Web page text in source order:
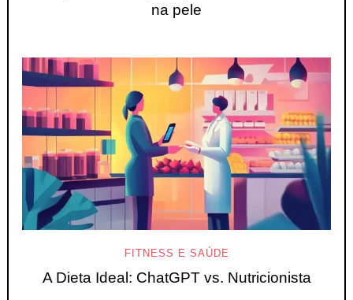
na pele
FITNESS E SAÚDE
A Dieta Ideal: ChatGPT vs. Nutricionista